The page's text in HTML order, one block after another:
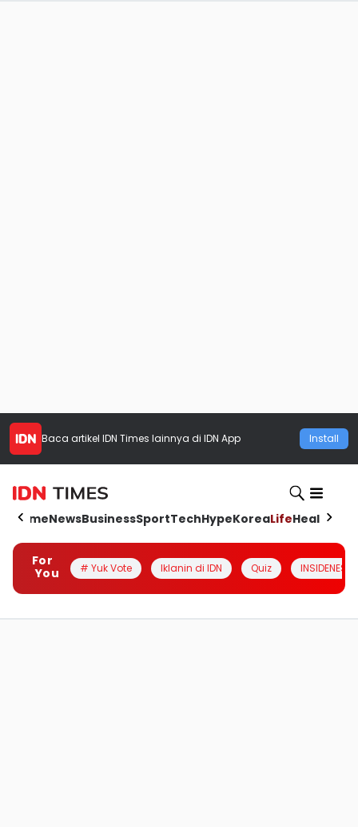
Baca artikel IDN Times lainnya di IDN App Install
HomeNewsBusinessSportTechHypeKoreaLifeHealth
For
You
# Yuk Vote Iklanin di IDN Quiz INSIDENESIA